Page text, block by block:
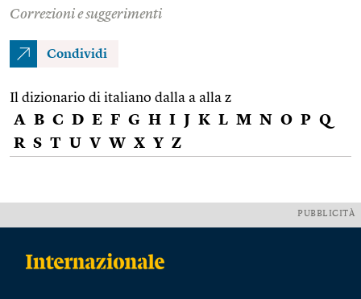
Correzioni e suggerimenti
Condividi
Il dizionario di italiano dalla a alla z
A B C D E F G H I J K L M N O P Q
R S T U V W X Y Z
PUBBLICITÀ